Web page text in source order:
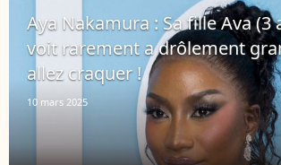
Aya Nakamura : Sa fille Ava (3
voit rarement a drôlement
allez craquer !
10 mars 2025